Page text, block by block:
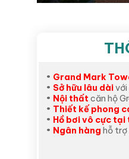
• Grand Mark
• Sở hữu lâu dàivới
• Nội thất căn hộ
• Thiết kế phong
• Hồ bơi vô cực
• Ngân hàng hỗ